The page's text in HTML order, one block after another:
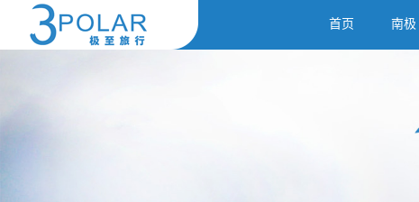
首页 南极